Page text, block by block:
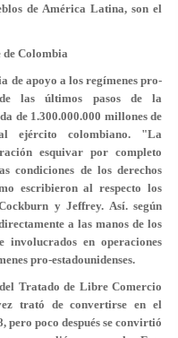
de América Latina, son el
de Colombia
apoyo a los regímenes pro-
de las últimos pasos de la
de 1.300.000.000 millones de
ejército colombiano. "La
esquivar por completo
condiciones de los derechos
escribieron al respecto los
y Jeffrey. Así. según
a las manos de los
involucrados en operaciones
pro-estadounidenses.
Tratado de Libre Comercio
trató de convertirse en el
pero poco después se convirtió